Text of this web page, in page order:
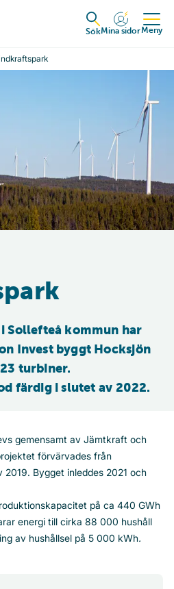
Expandera
SökMina sidorMeny
Sollefteå kommun har
Invest byggt Hocksjön
turbiner.
färdig i slutet av 2022.
gemensamt av Jämtkraft och
förvärvades från
2019. Bygget inleddes 2021 och
på ca 440 GWh
energi till cirka 88 000 hushåll
av hushållsel på 5 000 kWh.